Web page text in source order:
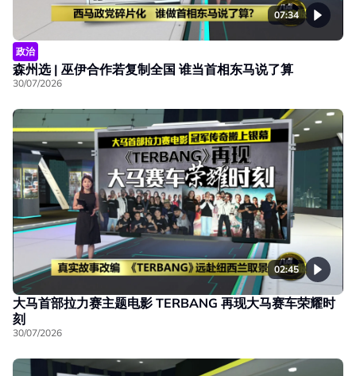
07:34
政治
森州选 | 巫伊合作若复制全国 谁当首相东马说了算
30/07/2026
02:45
大马首部拉力赛主题电影 TERBANG 再现大马赛车荣耀时
刻
30/07/2026